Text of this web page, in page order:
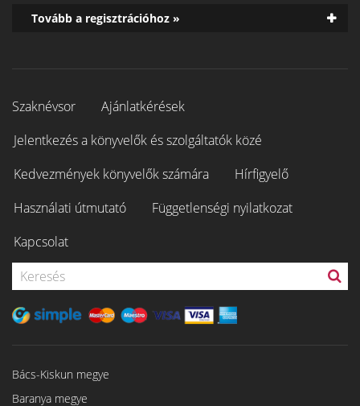
Tovább a regisztrációhoz »
Szaknévsor
Ajánlatkérések
Jelentkezés a könyvelők és szolgáltatók közé
Kedvezmények könyvelők számára
Hírfigyelő
Használati útmutató
Függetlenségi nyilatkozat
Kapcsolat
Bács-Kiskun megye
Baranya megye